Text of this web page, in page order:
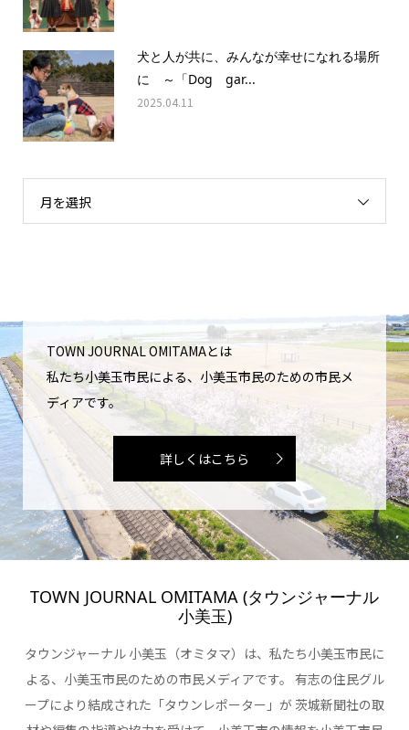
犬と人が共に、みんなが幸せになれる場所
に ～「Dog gar...
2025.04.11
月を選択
TOWN JOURNAL OMITAMAとは
私たち小美玉市民による、小美玉市民のための市民メ
ディアです。
詳しくはこちら
TOWN JOURNAL OMITAMA (タウンジャーナル
小美玉)
タウンジャーナル 小美玉（オミタマ）は、私たち小美玉市民に
よる、小美玉市民のための市民メディアです。 有志の住民グル
ープにより結成された「タウンレポーター」が 茨城新聞社の取